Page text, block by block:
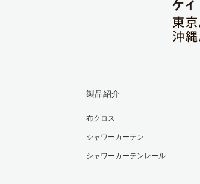
製品紹介
布クロス
シャワーカーテン
シャワーカーテンレール